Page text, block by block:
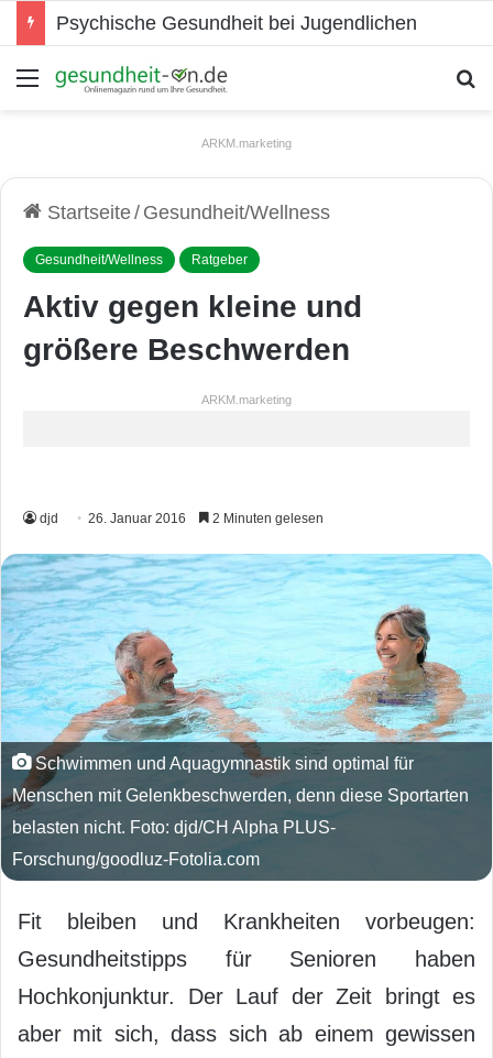
Psychische Gesundheit bei Jugendlichen
Menü
ARKM.marketing
Startseite/ Gesundheit/Wellness
Gesundheit/Wellness Ratgeber
Aktiv gegen kleine und
größere Beschwerden
ARKM.marketing
djd 26. Januar 2016 2 Minuten gelesen
Schwimmen und Aquagymnastik sind optimal für
Menschen mit Gelenkbeschwerden, denn diese Sportarten
belasten nicht. Foto: djd/CH Alpha PLUS-
Forschung/goodluz-Fotolia.com
Fit bleiben und Krankheiten vorbeugen:
Gesundheitstipps für Senioren haben
Hochkonjunktur. Der Lauf der Zeit bringt es
aber mit sich, dass sich ab einem gewissen